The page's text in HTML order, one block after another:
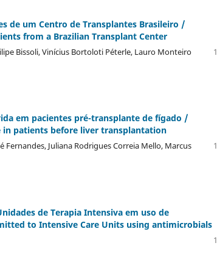
de um Centro de Transplantes Brasileiro /
from a Brazilian Transplant Center
Bissoli, Viní­cius Bortoloti Péterle, Lauro Monteiro
em pacientes pré-transplante de fí­gado /
patients before liver transplantation
Juliana Rodrigues Correia Mello, Marcus
de Terapia Intensiva em uso de
to Intensive Care Units using antimicrobials